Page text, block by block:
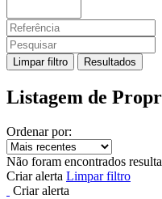
Limpar filtro Resultados
Listagem de
Ordenar por:
Não foram encontrados
Criar alerta Limpar filtro
Criar alerta